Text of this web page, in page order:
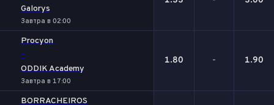
Galorys
Завтра в 02:00
Procyon
-
ODDIK Academy
Завтра в 17:00
1.80 - 1.90
BORRACHEIROS